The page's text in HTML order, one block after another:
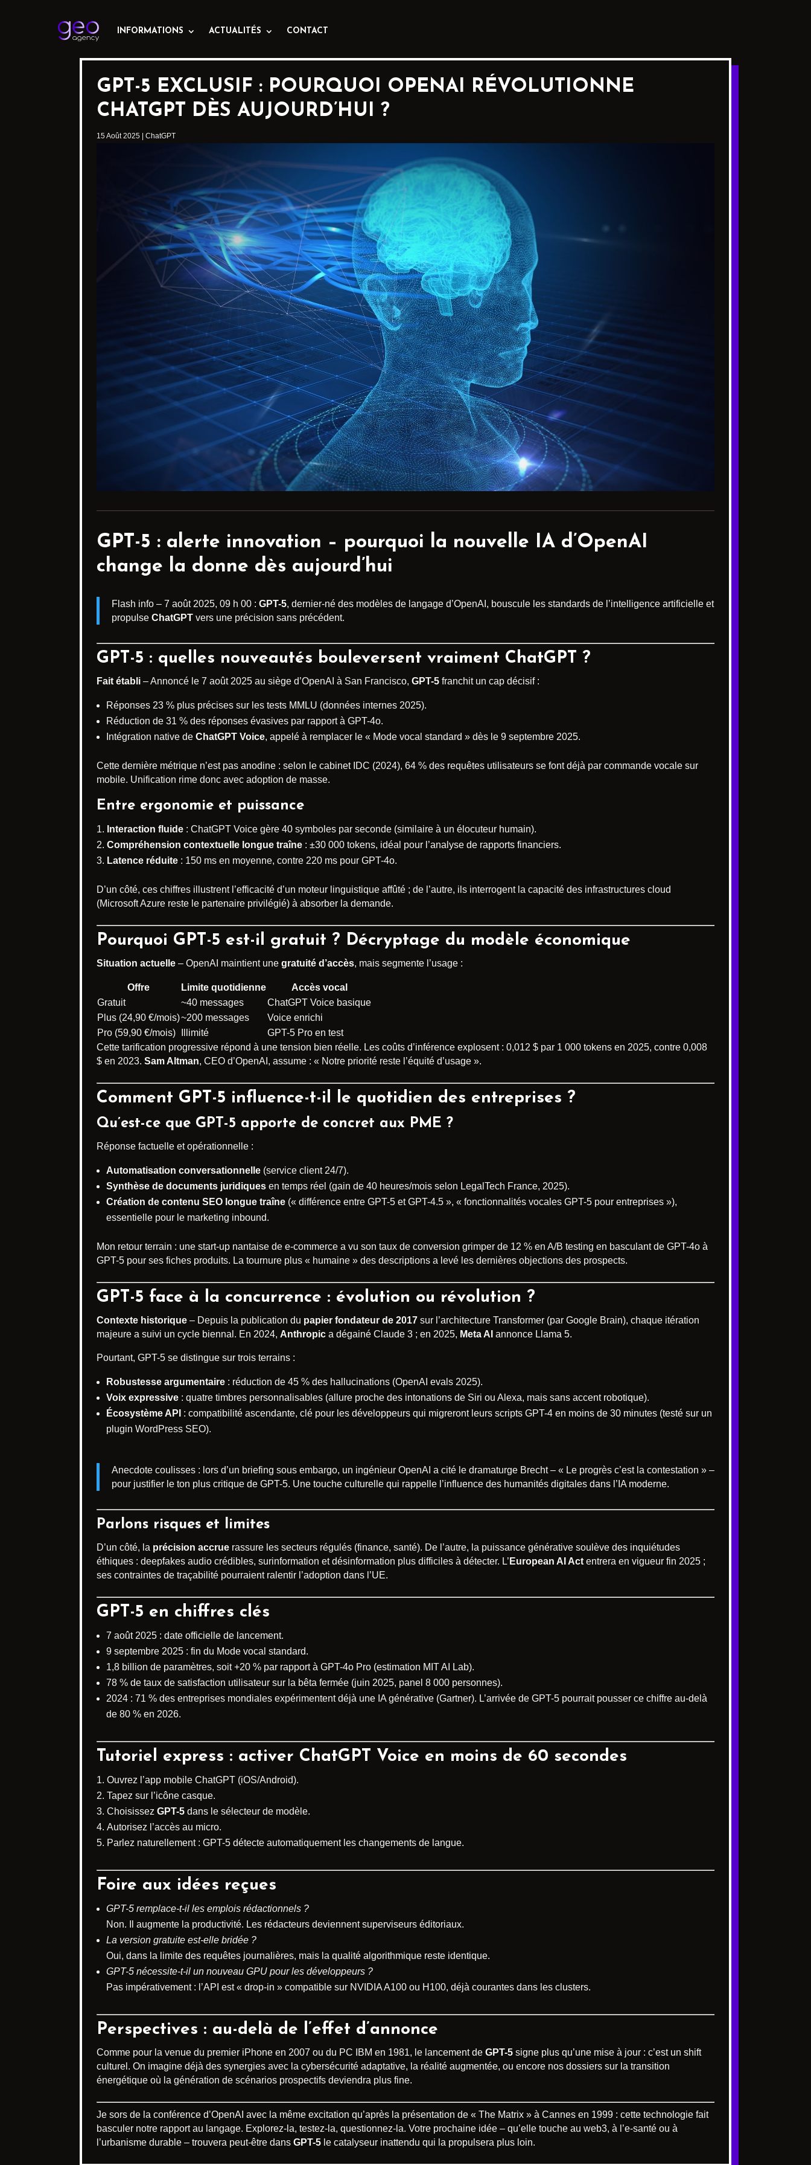
INFORMATIONS ACTUALITÉS CONTACT
GPT-5 EXCLUSIF : POURQUOI OPENAI RÉVOLUTIONNE
CHATGPT DÈS AUJOURD’HUI ?
15 Août 2025 ChatGPT
GPT-5 : alerte innovation – pourquoi la nouvelle IA d’OpenAI
change la donne dès aujourd’hui
Flash info – 7 août 2025, 09 h 00 : GPT-5, dernier-né des modèles de langage d’OpenAI, bouscule les standards de l’intelligence artificielle et
propulse ChatGPT vers une précision sans précédent.
GPT-5 : quelles nouveautés bouleversent vraiment ChatGPT ?
Fait établi – Annoncé le 7 août 2025 au siège d’OpenAI à San Francisco, GPT-5 franchit un cap décisif :
Réponses 23 % plus précises sur les tests MMLU (données internes 2025).
Réduction de 31 % des réponses évasives par rapport à GPT-4o.
Intégration native de ChatGPT Voice, appelé à remplacer le « Mode vocal standard » dès le 9 septembre 2025.
Cette dernière métrique n’est pas anodine : selon le cabinet IDC (2024), 64 % des requêtes utilisateurs se font déjà par commande vocale sur
mobile. Unification rime donc avec adoption de masse.
Entre ergonomie et puissance
Interaction fluide : ChatGPT Voice gère 40 symboles par seconde (similaire à un élocuteur humain).
Compréhension contextuelle longue traîne : ±30 000 tokens, idéal pour l’analyse de rapports financiers.
Latence réduite : 150 ms en moyenne, contre 220 ms pour GPT-4o.
D’un côté, ces chiffres illustrent l’efficacité d’un moteur linguistique affûté ; de l’autre, ils interrogent la capacité des infrastructures cloud
(Microsoft Azure reste le partenaire privilégié) à absorber la demande.
Pourquoi GPT-5 est-il gratuit ? Décryptage du modèle économique
Situation actuelle – OpenAI maintient une gratuité d’accès, mais segmente l’usage :
Offre Limite quotidienne
Accès vocal
Gratuit
~40 messages
ChatGPT Voice basique
Plus (24,90 €/mois)~200 messages
Voice enrichi
Pro (59,90 €/mois)
Illimité
GPT-5 Pro en test
Cette tarification progressive répond à une tension bien réelle. Les coûts d’inférence explosent : 0,012 $ par 1 000 tokens en 2025, contre 0,008
$ en 2023. Sam Altman, CEO d’OpenAI, assume : « Notre priorité reste l’équité d’usage ».
Comment GPT-5 influence-t-il le quotidien des entreprises ?
Qu’est-ce que GPT-5 apporte de concret aux PME ?
Réponse factuelle et opérationnelle :
Automatisation conversationnelle (service client 24/7).
Synthèse de documents juridiques en temps réel (gain de 40 heures/mois selon LegalTech France, 2025).
Création de contenu SEO longue traîne (« différence entre GPT-5 et GPT-4.5 », « fonctionnalités vocales GPT-5 pour entreprises »),
essentielle pour le marketing inbound.
Mon retour terrain : une start-up nantaise de e-commerce a vu son taux de conversion grimper de 12 % en A/B testing en basculant de GPT-4o à
GPT-5 pour ses fiches produits. La tournure plus « humaine » des descriptions a levé les dernières objections des prospects.
GPT-5 face à la concurrence : évolution ou révolution ?
Contexte historique – Depuis la publication du papier fondateur de 2017 sur l’architecture Transformer (par Google Brain), chaque itération
majeure a suivi un cycle biennal. En 2024, Anthropic a dégainé Claude 3 ; en 2025, Meta AI annonce Llama 5.
Pourtant, GPT-5 se distingue sur trois terrains :
Robustesse argumentaire : réduction de 45 % des hallucinations (OpenAI evals 2025).
Voix expressive : quatre timbres personnalisables (allure proche des intonations de Siri ou Alexa, mais sans accent robotique).
Écosystème API : compatibilité ascendante, clé pour les développeurs qui migreront leurs scripts GPT-4 en moins de 30 minutes (testé sur un
plugin WordPress SEO).
Anecdote coulisses : lors d’un briefing sous embargo, un ingénieur OpenAI a cité le dramaturge Brecht – « Le progrès c’est la contestation » –
pour justifier le ton plus critique de GPT-5. Une touche culturelle qui rappelle l’influence des humanités digitales dans l’IA moderne.
Parlons risques et limites
D’un côté, la précision accrue rassure les secteurs régulés (finance, santé). De l’autre, la puissance générative soulève des inquiétudes
éthiques : deepfakes audio crédibles, surinformation et désinformation plus difficiles à détecter. L’ European AI Act entrera en vigueur fin 2025 ;
ses contraintes de traçabilité pourraient ralentir l’adoption dans l’UE.
GPT-5 en chiffres clés
7 août 2025 : date officielle de lancement.
9 septembre 2025 : fin du Mode vocal standard.
1,8 billion de paramètres, soit +20 % par rapport à GPT-4o Pro (estimation MIT AI Lab).
78 % de taux de satisfaction utilisateur sur la bêta fermée (juin 2025, panel 8 000 personnes).
2024 : 71 % des entreprises mondiales expérimentent déjà une IA générative (Gartner). L’arrivée de GPT-5 pourrait pousser ce chiffre au-delà
de 80 % en 2026.
Tutoriel express : activer ChatGPT Voice en moins de 60 secondes
Ouvrez l’app mobile ChatGPT (iOS/Android).
Tapez sur l’icône casque.
Choisissez GPT-5 dans le sélecteur de modèle.
Autorisez l’accès au micro.
Parlez naturellement : GPT-5 détecte automatiquement les changements de langue.
Foire aux idées reçues
GPT-5 remplace-t-il les emplois rédactionnels ?
Non. Il augmente la productivité. Les rédacteurs deviennent superviseurs éditoriaux.
La version gratuite est-elle bridée ?
Oui, dans la limite des requêtes journalières, mais la qualité algorithmique reste identique.
GPT-5 nécessite-t-il un nouveau GPU pour les développeurs ?
Pas impérativement : l’API est « drop-in » compatible sur NVIDIA A100 ou H100, déjà courantes dans les clusters.
Perspectives : au-delà de l’effet d’annonce
Comme pour la venue du premier iPhone en 2007 ou du PC IBM en 1981, le lancement de GPT-5 signe plus qu’une mise à jour : c’est un shift
culturel. On imagine déjà des synergies avec la cybersécurité adaptative, la réalité augmentée, ou encore nos dossiers sur la transition
énergétique où la génération de scénarios prospectifs deviendra plus fine.
Je sors de la conférence d’OpenAI avec la même excitation qu’après la présentation de « The Matrix » à Cannes en 1999 : cette technologie fait
basculer notre rapport au langage. Explorez-la, testez-la, questionnez-la. Votre prochaine idée – qu’elle touche au web3, à l’e-santé ou à
l’urbanisme durable – trouvera peut-être dans GPT-5 le catalyseur inattendu qui la propulsera plus loin.